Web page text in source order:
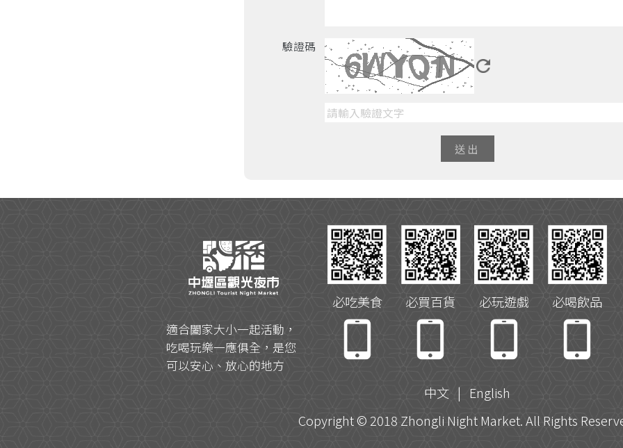
驗證碼
適合闔家大小一起活動，
吃喝玩樂一應俱全，是您
可以安心、放心的地方
必吃美食 必買百貨 必玩遊戲 必喝飲品
中文 | English
Copyright © 2018 Zhongli Night Market. All Rights